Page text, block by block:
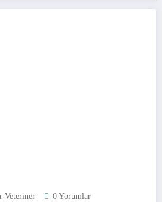
Veteriner 0 Yorumlar